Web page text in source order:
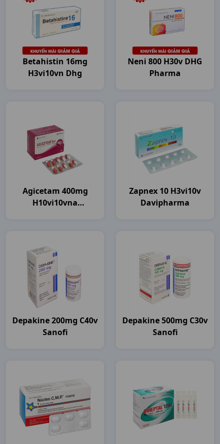
Betahistin 16mg
H3vi10vn Dhg
Neni 800 H30v DHG
Pharma
Agicetam 400mg
H10vi10vna
Zapnex 10 H3vi10v
Davipharma
Depakine 200mg C40v
Sanofi
Depakine 500mg C30v
Sanofi